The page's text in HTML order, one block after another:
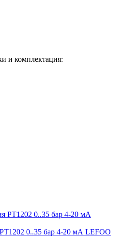
и комплектация:
0..35 бар 4-20 мА LEFOO